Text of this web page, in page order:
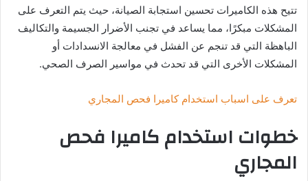
تتيح هذه الكاميرات تحسين استجابة الصيانة، حيث يتم التعرف على
المشكلات مبكرًا، مما يساعد في تجنب الأضرار الجسيمة والتكاليف
الباهظة التي قد تنجم عن الفشل في معالجة الانسدادات أو
المشكلات الأخرى التي قد تحدث في مواسير الصرف الصحي.
تعرف على اسباب استخدام كاميرا فحص المجاري
خطوات استخدام كاميرا فحص
المجاري